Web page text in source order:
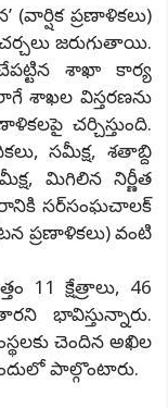
ప్రణాళికలు)
జరుగుతాయి.
శాఖా కార్య
శాఖల విస్తరణను
చర్చిస్తుంది.
సమీక్ష, శతాబ్ది
మిగిలిన నిర్ణీత
సర్‌సంఘచాలక్
ప్రణాళికలు) వంటి
11 క్షేత్రాలు, 46
భావిస్తున్నారు.
చెందిన అఖిల
పాల్గొంటారు.